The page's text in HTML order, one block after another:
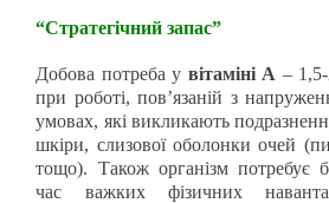
“Стратегічний запас”
Добова потреба у вітаміні А –
при роботі, пов’язаній з
умовах, які викликають
шкіри, слизової оболонки очей
тощо). Також організм потребує
час важких фізичних